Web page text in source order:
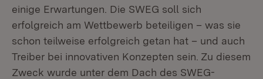
einige Erwartungen. Die SWEG soll sich
erfolgreich am Wettbewerb beteiligen – was sie
schon teilweise erfolgreich getan hat – und auch
Treiber bei innovativen Konzepten sein. Zu diesem
Zweck wurde unter dem Dach des SWEG-